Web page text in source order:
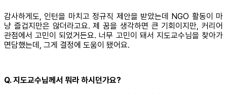
감사하게도, 인턴을 마치고 정규직 제안을 받았는데 NGO 활동이 마
냥 즐겁지만은 않더라고요. 제 꿈을 생각하면 큰 기회이지만, 커리어
관점에서 고민이 되었거든요. 너무 고민이 돼서 지도교수님을 찾아가
면담했는데, 그게 결정에 도움이 됐어요.
Q. 지도교수님께서 뭐라 하시던가요?